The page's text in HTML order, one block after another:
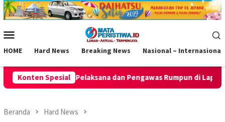
Loncat
ke
Mobile
HOME Hard News Breaking News Nasional – Internasional
Konten Spesial
Pengawas Rumpun di Lapangan Jaga
Beranda Hard News